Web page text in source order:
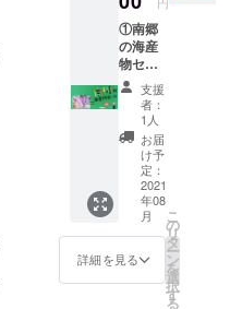
後する
可能性
がある
ことを
ご了承
くださ
いま
せ。
チラシ
データ
とお礼
メール
をお届
けいた
しま
す。 ※
記載を
希望す
るお名
前を備
考欄に
ご記入
くださ
e/6165/
「爽や
か飫肥
杉」
https://
www.da
reyami.
jp/bran
dlist/ino
ue/obis
ugi/674
2/ よ
り、お
好きな
お酒を1
①南郷
の海産
物セッ
ト（ア
ジの開
きなど
の海産
物の加
工品）2
匹程度
をお届
けいた
しま
す。 ②
支援者
のお名
支援
者：
1人
お届
け予
定：
2021
年08
月
詳細を見る
こ
の
リ
タ
ー
ン
を
選
択
す
る